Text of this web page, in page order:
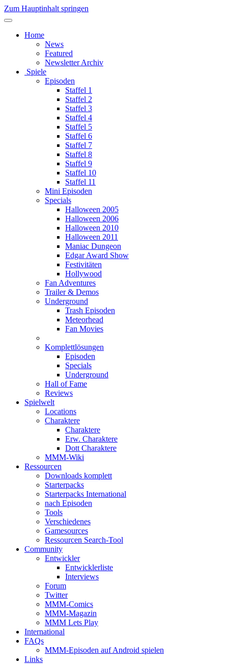
Zum Hauptinhalt springen
Home
News
Featured
Newsletter Archiv
Spiele
Episoden
Staffel 1
Staffel 2
Staffel 3
Staffel 4
Staffel 5
Staffel 6
Staffel 7
Staffel 8
Staffel 9
Staffel 10
Staffel 11
Mini Episoden
Specials
Halloween 2005
Halloween 2006
Halloween 2010
Halloween 2011
Maniac Dungeon
Edgar Award Show
Festivitäten
Hollywood
Fan Adventures
Trailer & Demos
Underground
Trash Episoden
Meteorhead
Fan Movies
Komplettlösungen
Episoden
Specials
Underground
Hall of Fame
Reviews
Spielwelt
Locations
Charaktere
Charaktere
Erw. Charaktere
Dott Charaktere
MMM-Wiki
Ressourcen
Downloads komplett
Starterpacks
Starterpacks International
nach Episoden
Tools
Verschiedenes
Gamesources
Ressourcen Search-Tool
Community
Entwickler
Entwicklerliste
Interviews
Forum
Twitter
MMM-Comics
MMM-Magazin
MMM Lets Play
International
FAQs
MMM-Episoden auf Android spielen
Links